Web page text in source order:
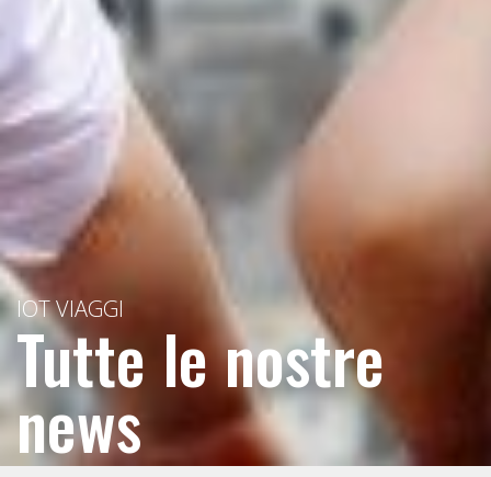
IOT VIAGGI
Tutte le nostre
news